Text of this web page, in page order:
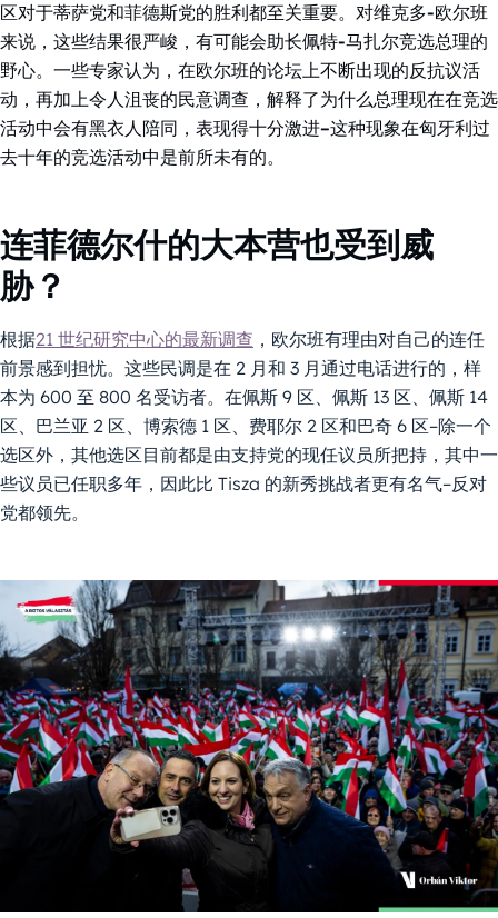
区对于蒂萨党和菲德斯党的胜利都至关重要。对维克多-欧尔班
来说，这些结果很严峻，有可能会助长佩特-马扎尔竞选总理的
野心。一些专家认为，在欧尔班的论坛上不断出现的反抗议活
动，再加上令人沮丧的民意调查，解释了为什么总理现在在竞选
活动中会有黑衣人陪同，表现得十分激进–这种现象在匈牙利过
去十年的竞选活动中是前所未有的。
连菲德尔什的大本营也受到威
胁？
根据21 世纪研究中心的最新调查 ，欧尔班有理由对自己的连任
前景感到担忧。这些民调是在 2 月和 3 月通过电话进行的，样
本为 600 至 800 名受访者。在佩斯 9 区、佩斯 13 区、佩斯 14
区、巴兰亚 2 区、博索德 1 区、费耶尔 2 区和巴奇 6 区–除一个
选区外，其他选区目前都是由支持党的现任议员所把持，其中一
些议员已任职多年，因此比 Tisza 的新秀挑战者更有名气–反对
党都领先。